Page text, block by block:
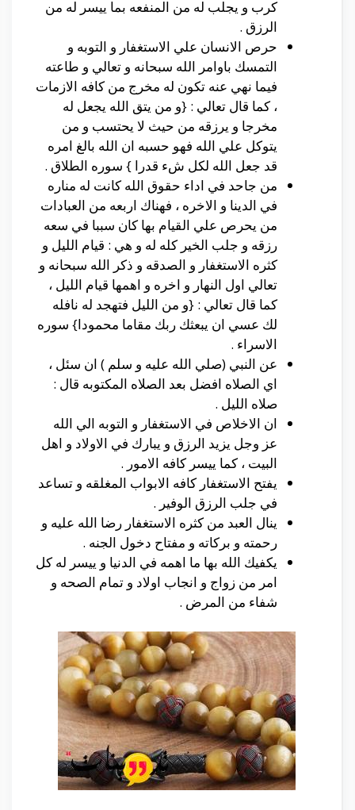
كرب و يجلب له من المنفعه بما ييسر له من
الرزق .
حرص الانسان علي الاستغفار و التوبه و
التمسك باوامر الله سبحانه و تعالي و طاعته
فيما نهي عنه تكون له مخرج من كافه الازمات
، كما قال تعالي : {و من يتق الله يجعل له
مخرجا و يرزقه من حيث لا يحتسب و من
يتوكل علي الله فهو حسبه ان الله بالغ امره
قد جعل الله لكل شء قدرا } سوره الطلاق .
من جاحد في اداء حقوق الله كانت له مناره
في الدينا و الاخره ، فهناك اربعه من العبادات
من يحرص علي القيام بها كان سببا في سعه
رزقه و جلب الخير كله له و هي : قيام الليل و
كثره الاستغفار و الصدقه و ذكر الله سبحانه و
تعالي اول النهار و اخره و اهمها قيام الليل ،
كما قال تعالي : {و من الليل فتهجد له نافله
لك عسي ان يبعثك ربك مقاما محمودا} سوره
الاسراء .
عن النبي (صلي الله عليه و سلم ) ان سئل ،
اي الصلاه افضل بعد الصلاه المكتوبه قال :
صلاه الليل .
ان الاخلاص في الاستغفار و التوبه الي الله
عز وجل يزيد الرزق و يبارك في الاولاد و اهل
البيت ، كما ييسر كافه الامور .
يفتح الاستغفار كافه الابواب المغلقه و تساعد
في جلب الرزق الوفير .
ينال العبد من كثره الاستغفار رضا الله عليه و
رحمته و بركاته و مفتاح دخول الجنه .
يكفيك الله بها ما اهمه في الدنيا و ييسر له كل
امر من زواج و انجاب اولاد و تمام الصحه و
شفاء من المرض .